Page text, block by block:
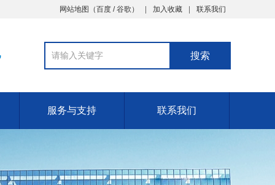
网站地图 （百度 /谷歌 ） 加入收藏 联系我们
服务与支持 联系我们